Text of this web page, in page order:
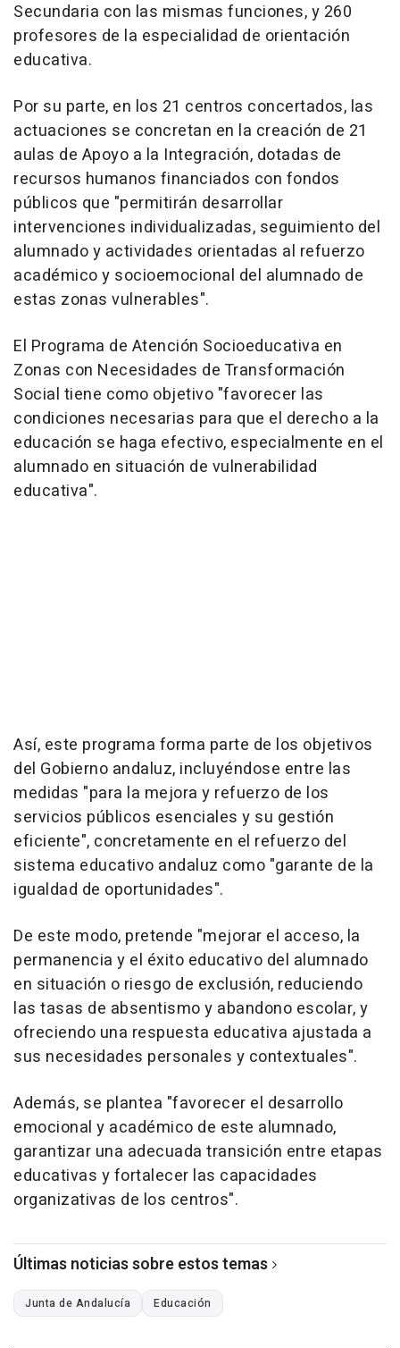
Secundaria con las mismas funciones, y 260
profesores de la especialidad de orientación
educativa.
Por su parte, en los 21 centros concertados, las
actuaciones se concretan en la creación de 21
aulas de Apoyo a la Integración, dotadas de
recursos humanos financiados con fondos
públicos que "permitirán desarrollar
intervenciones individualizadas, seguimiento del
alumnado y actividades orientadas al refuerzo
académico y socioemocional del alumnado de
estas zonas vulnerables".
El Programa de Atención Socioeducativa en
Zonas con Necesidades de Transformación
Social tiene como objetivo "favorecer las
condiciones necesarias para que el derecho a la
educación se haga efectivo, especialmente en el
alumnado en situación de vulnerabilidad
educativa".
Así, este programa forma parte de los objetivos
del Gobierno andaluz, incluyéndose entre las
medidas "para la mejora y refuerzo de los
servicios públicos esenciales y su gestión
eficiente", concretamente en el refuerzo del
sistema educativo andaluz como "garante de la
igualdad de oportunidades".
De este modo, pretende "mejorar el acceso, la
permanencia y el éxito educativo del alumnado
en situación o riesgo de exclusión, reduciendo
las tasas de absentismo y abandono escolar, y
ofreciendo una respuesta educativa ajustada a
sus necesidades personales y contextuales".
Además, se plantea "favorecer el desarrollo
emocional y académico de este alumnado,
garantizar una adecuada transición entre etapas
educativas y fortalecer las capacidades
organizativas de los centros".
Últimas noticias sobre estos temas
Junta de Andalucía Educación